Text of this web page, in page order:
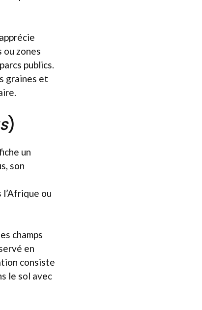
zones
publics.
graines et
)
un
son
ou
champs
en
consiste
le sol avec